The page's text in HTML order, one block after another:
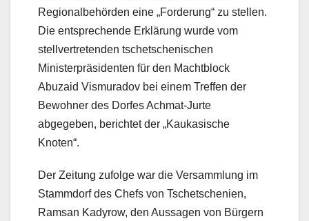
Regionalbehörden eine „Forderung“ zu stellen.
Die entsprechende Erklärung wurde vom
stellvertretenden tschetschenischen
Ministerpräsidenten für den Machtblock
Abuzaid Vismuradov bei einem Treffen der
Bewohner des Dorfes Achmat-Jurte
abgegeben, berichtet der „Kaukasische
Knoten“.
Der Zeitung zufolge war die Versammlung im
Stammdorf des Chefs von Tschetschenien,
Ramsan Kadyrow, den Aussagen von Bürgern